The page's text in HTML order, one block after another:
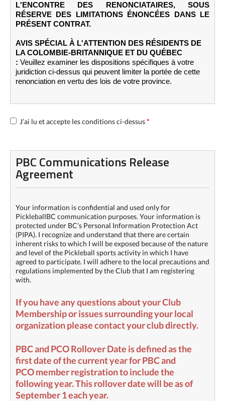
L'ENCONTRE DES RENONCIATAIRES, SOUS
RÉSERVE DES LIMITATIONS ÉNONCÉES DANS LE
PRÉSENT CONTRAT.
AVIS SPÉCIAL À L'ATTENTION DES RÉSIDENTS DE
LA COLOMBIE-BRITANNIQUE ET DU QUÉBEC
: Veuillez examiner les dispositions spécifiques à votre
juridiction ci-dessus qui peuvent limiter la portée de cette
renonciation en vertu des lois de votre province.
J’ai lu et accepte les conditions ci-dessus*
PBC Communications Release
Agreement
Your information is confidential and used only for
PickleballBC communication purposes. Your information is
protected under BC’s Personal Information Protection Act
(PIPA). I recognize and understand that there are certain
inherent risks to which I will be exposed because of the nature
and level of the Pickleball sports activity in which I have
agreed to participate. I will adhere to the local precautions and
regulations implemented by the Club that I am registering
with.
If you have any questions about your Club
Membership or issues surrounding your local
organization please contact your club directly.
PBC and PCO Rollover Date is defined as the
first date of the current year for PBC and
PCO member registration to include the
following year. This rollover date will be as of
September 1 each year.